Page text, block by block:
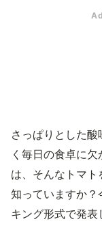
さっぱりとした
く毎日の食卓に
は、そんなトマ
知っていますか？
キング形式で発